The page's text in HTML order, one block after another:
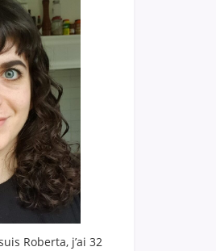
Roberta, j’ai 32